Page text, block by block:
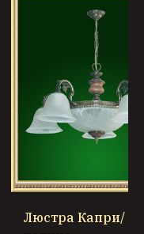
Люстра Капри/